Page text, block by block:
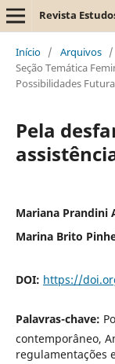
Revista
Início / Arquivos /
Seção Temática
Possibilidades
Pela
Mariana Prandini
Marina Brito
DOI: https://
Palavras-chave:
contemporâneo,
regulamentações